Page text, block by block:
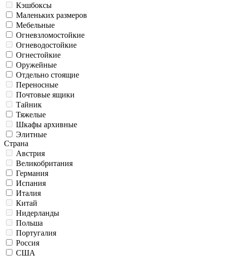
Кэшбоксы
Маленьких размеров
Мебельные
Огневзломостойкие
Огневодостойкие
Огнестойкие
Оружейные
Отдельно стоящие
Переносные
Почтовые ящики
Тайник
Тяжелые
Шкафы архивные
Элитные
Страна
Австрия
Великобритания
Германия
Испания
Италия
Китай
Нидерланды
Польша
Португалия
Россия
США